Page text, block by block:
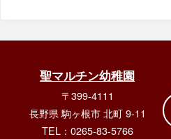
聖マルチン幼稚園
〒399-4111
長野県 駒ヶ根市 北町 9-11
TEL：0265-83-5766